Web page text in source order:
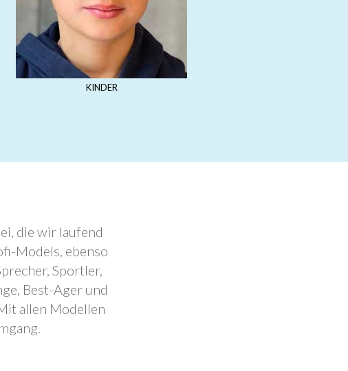
KINDER
die wir laufend
Models, ebenso
Sportler,
Best-Ager und
allen Modellen